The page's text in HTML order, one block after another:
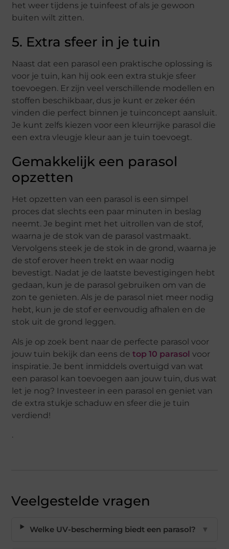
het weer tijdens je tuinfeest of als je gewoon
buiten wilt zitten.
5. Extra sfeer in je tuin
Naast dat een parasol een praktische oplossing is
voor je tuin, kan hij ook een extra stukje sfeer
toevoegen. Er zijn veel verschillende modellen en
stoffen beschikbaar, dus je kunt er zeker één
vinden die perfect binnen je tuinconcept aansluit.
Je kunt zelfs kiezen voor een kleurrijke parasol die
een extra vleugje kleur aan je tuin toevoegt.
Gemakkelijk een parasol
opzetten
Het opzetten van een parasol is een simpel
proces dat slechts een paar minuten in beslag
neemt. Je begint met het uitrollen van de stof,
waarna je de stok van de parasol vastmaakt.
Vervolgens steek je de stok in de grond, waarna je
de stof erover heen trekt en waar nodig
bevestigt. Nadat je de laatste bevestigingen hebt
gedaan, kun je de parasol gebruiken om van de
zon te genieten. Als je de parasol niet meer nodig
hebt, kun je de stof er eenvoudig afhalen en de
stok uit de grond leggen.
Als je op zoek bent naar de perfecte parasol voor
jouw tuin bekijk dan eens detop 10 parasol voor
inspiratie. Je bent inmiddels overtuigd van wat
een parasol kan toevoegen aan jouw tuin, dus wat
let je nog? Investeer in een parasol en geniet van
de extra stukje schaduw en sfeer die je tuin
verdiend!
.
Veelgestelde vragen
Welke UV-bescherming biedt een parasol? ▼